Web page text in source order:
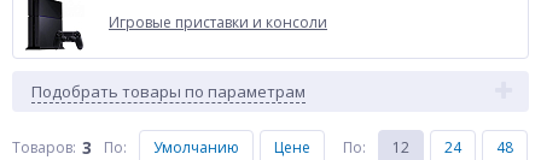
Игровые приставки и консоли
Подобрать товары по параметрам
Товаров: 3 По: Умолчанию Цене По: 12 24 48